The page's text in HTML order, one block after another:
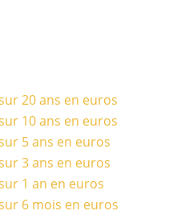
20 ans en euros
10 ans en euros
5 ans en euros
3 ans en euros
1 an en euros
6 mois en euros